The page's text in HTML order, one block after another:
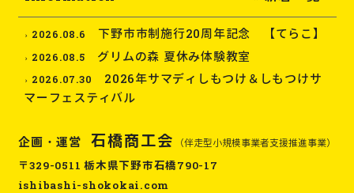
2026.08.6 下野市市制施行20周年記念 【てらこ】
2026.08.5 グリムの森 夏休み体験教室
2026.07.30
2026年サマディしもつけ＆しもつけサ
マーフェスティバル
企画・運営 石橋商工会 （伴走型小規模事業者支援推進事業）
〒329-0511 栃木県下野市石橋790-17
ishibashi-shokokai.com